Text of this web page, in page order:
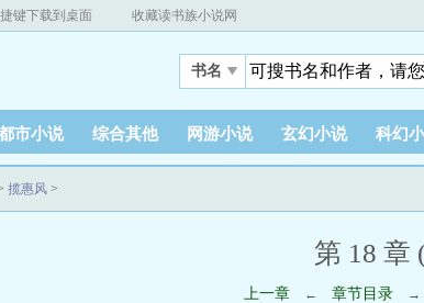
键下载到桌面 收藏读书族小说网
书名
市小说 综合其他 网游小说 玄幻小说 科幻
揽惠风 >
第 18 章
上一章 ← 章节目录 →